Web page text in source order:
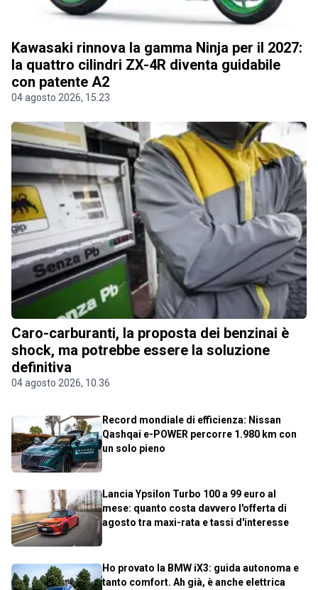
Kawasaki rinnova la gamma Ninja per il 2027:
la quattro cilindri ZX-4R diventa guidabile
con patente A2
04 agosto 2026, 15.23
Caro-carburanti, la proposta dei benzinai è
shock, ma potrebbe essere la soluzione
definitiva
04 agosto 2026, 10.36
Record mondiale di efficienza: Nissan
Qashqai e-POWER percorre 1.980 km con
un solo pieno
Lancia Ypsilon Turbo 100 a 99 euro al
mese: quanto costa davvero l'offerta di
agosto tra maxi-rata e tassi d'interesse
Ho provato la BMW iX3: guida autonoma e
tanto comfort. Ah già, è anche elettrica